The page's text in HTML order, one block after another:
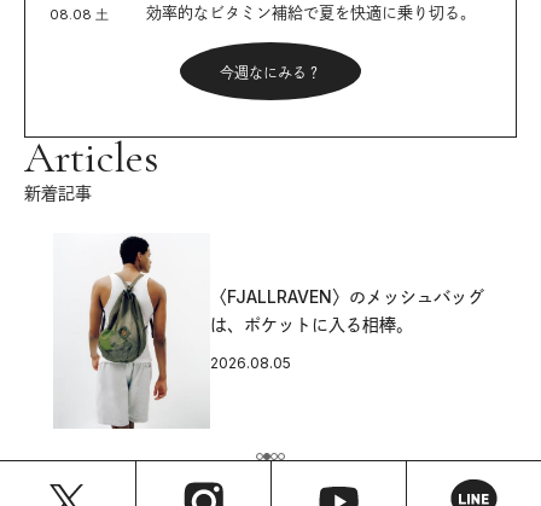
08.08 土 効率的なビタミン補給で夏を快適に乗り切る。
今週なにみる？
Articles
新着記事
〈FJALLRAVEN〉のメッシュバッグ
は、ポケットに入る相棒。
2026.08.05